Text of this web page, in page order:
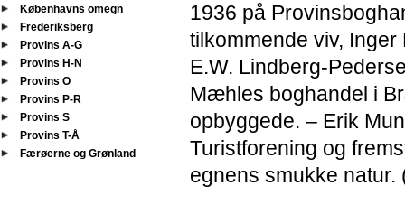
Københavns omegn
Frederiksberg
Provins A-G
Provins H-N
Provins O
Provins P-R
Provins S
Provins T-Å
Færøerne og Grønland
1936 på
tilkommende viv,
E.W. Lindberg-
Mæhles boghandel i
opbyggede. – Erik
Turistforening og
egnens smukke